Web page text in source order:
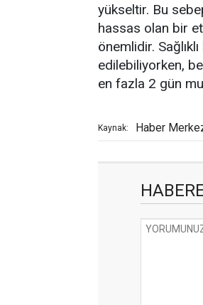
yükseltir. Bu
hassas olan bir
önemlidir.
edilebiliyorken,
en fazla 2 gün
Kaynak: Haber